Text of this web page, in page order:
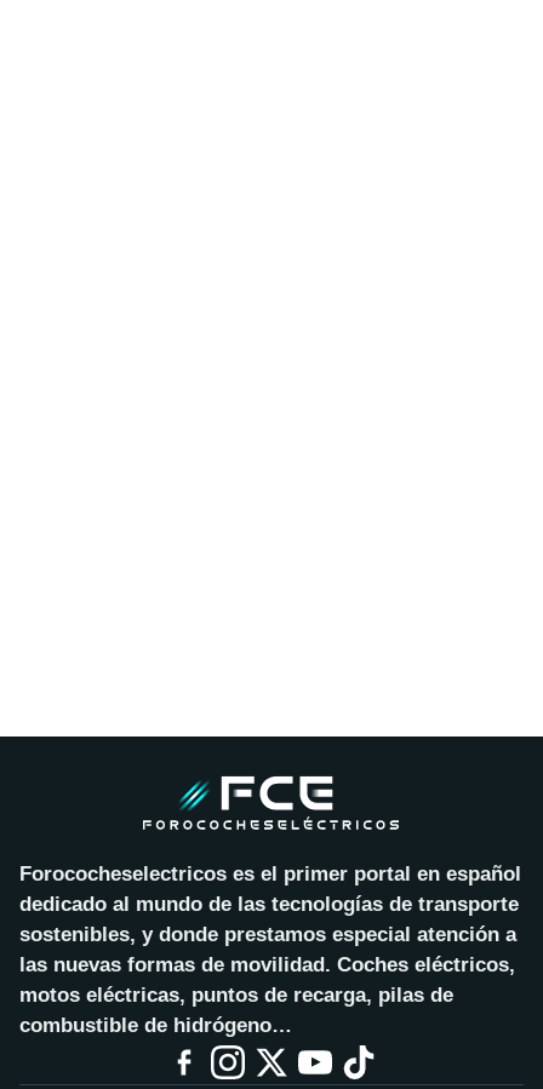
Forococheselectricos es el primer portal en español
dedicado al mundo de las tecnologías de transporte
sostenibles, y donde prestamos especial atención a
las nuevas formas de movilidad. Coches eléctricos,
motos eléctricas, puntos de recarga, pilas de
combustible de hidrógeno…